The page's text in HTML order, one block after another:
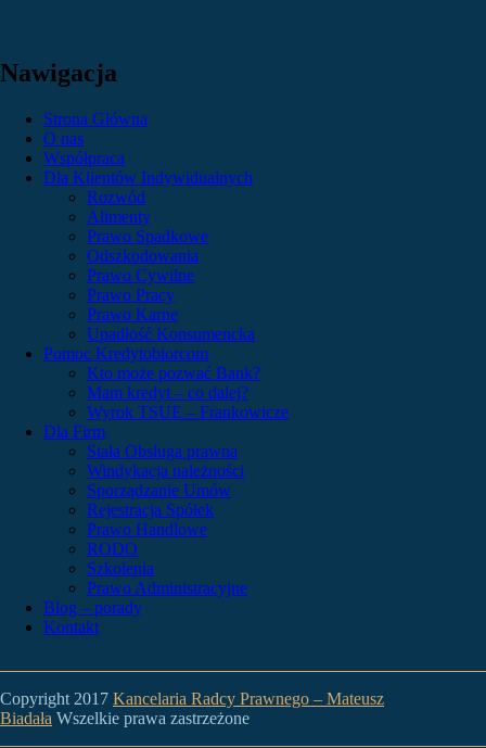
Nawigacja
Strona Główna
O nas
Współpraca
Dla Klientów Indywidualnych
Rozwód
Alimenty
Prawo Spadkowe
Odszkodowania
Prawo Cywilne
Prawo Pracy
Prawo Karne
Upadłość Konsumencka
Pomoc Kredytobiorcom
Kto może pozwać Bank?
Mam kredyt – co dalej?
Wyrok TSUE – Frankowicze
Dla Firm
Stała Obsługa prawna
Windykacja należności
Sporządzanie Umów
Rejestracja Spółek
Prawo Handlowe
RODO
Szkolenia
Prawo Administracyjne
Blog – porady
Kontakt
Copyright 2017 Kancelaria Radcy Prawnego – Mateusz
Biadała Wszelkie prawa zastrzeżone